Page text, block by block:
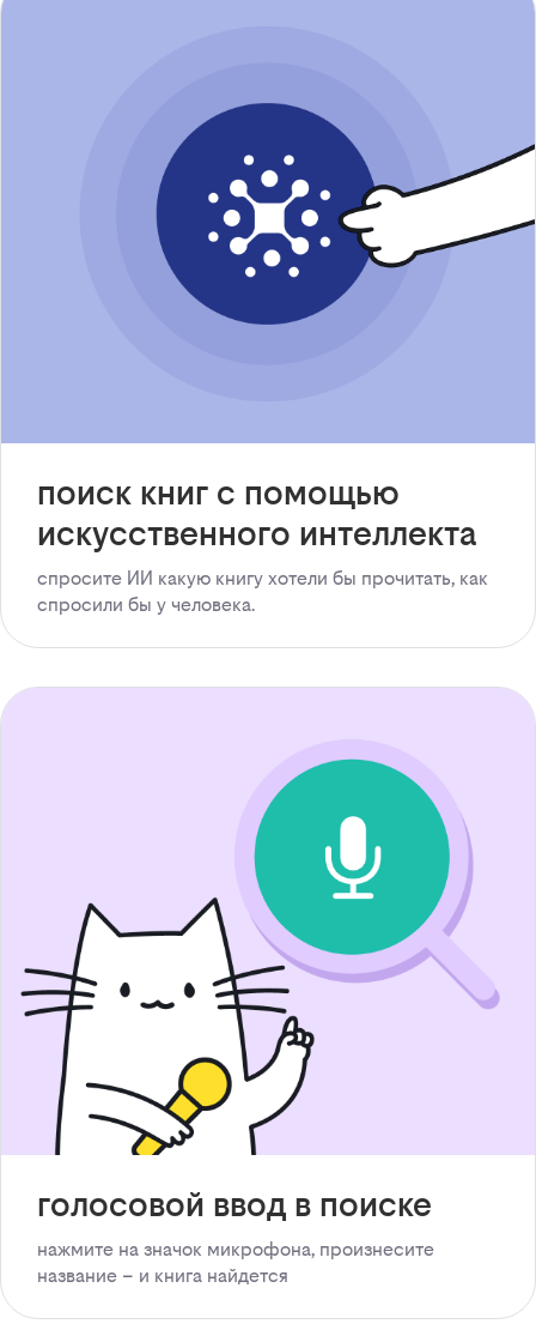
поиск книг с помощью
искусственного интеллекта
спросите ИИ какую книгу хотели бы прочитать, как
спросили бы у человека.
голосовой ввод в поиске
нажмите на значок микрофона, произнесите
название – и книга найдется